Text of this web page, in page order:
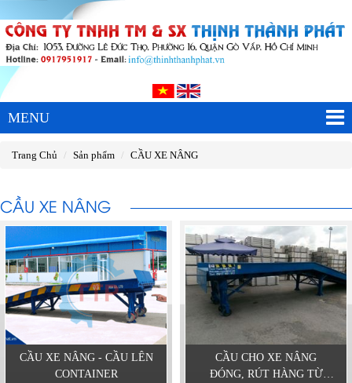
MENU
Trang Chủ Sản phẩm CẦU XE NÂNG
CẦU XE NÂNG
CẦU XE NÂNG - CẦU LÊN
CONTAINER
CẦU CHO XE NÂNG
ĐÓNG, RÚT HÀNG TỪ